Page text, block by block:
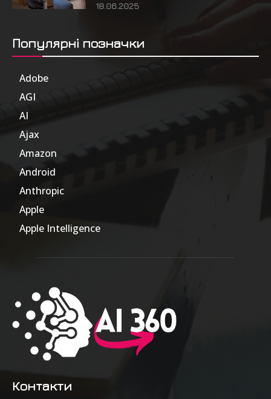
18.06.2025
Популярні позначки
Adobe
AGI
AI
Ajax
Amazon
Android
Anthropic
Apple
Apple Intelligence
Контакти